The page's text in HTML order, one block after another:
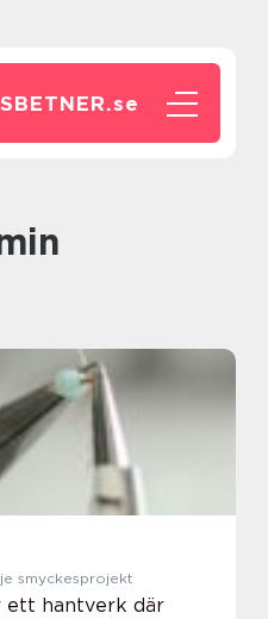
se
smyckesprojekt
ett hantverk där